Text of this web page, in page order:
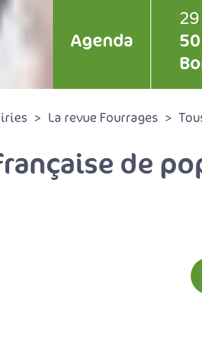
Agenda
La revue Fourrages
de